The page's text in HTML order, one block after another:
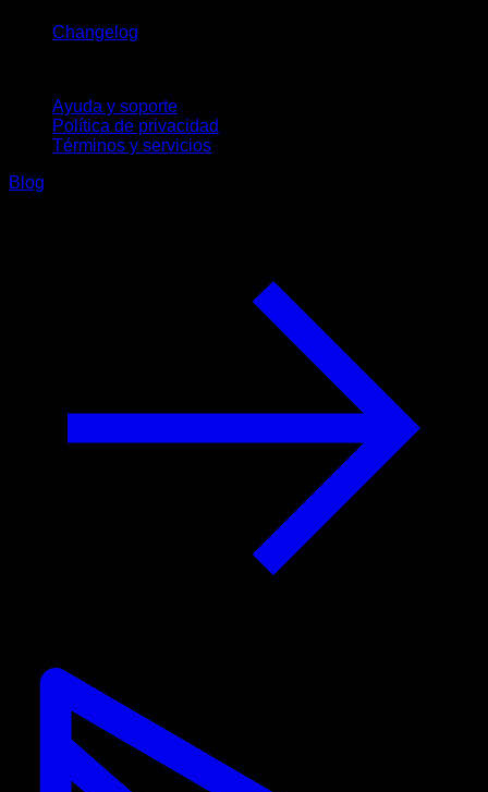
Changelog
Ayuda y soporte
Política de privacidad
Términos y servicios
Blog